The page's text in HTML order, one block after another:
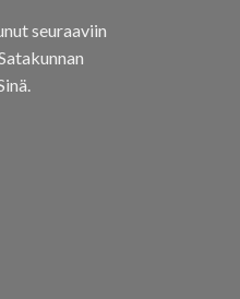
seuraaviin